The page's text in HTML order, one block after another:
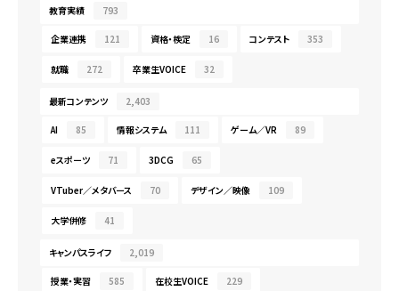
教育実績 793
企業連携 121 資格・検定 16 コンテスト 353
就職 272 卒業生VOICE 32
最新コンテンツ 2,403
AI 85 情報システム 111 ゲーム／VR 89
eスポーツ 71 3DCG 65
VTuber／メタバース 70 デザイン／映像 109
大学併修 41
キャンパスライフ 2,019
授業・実習 585 在校生VOICE 229